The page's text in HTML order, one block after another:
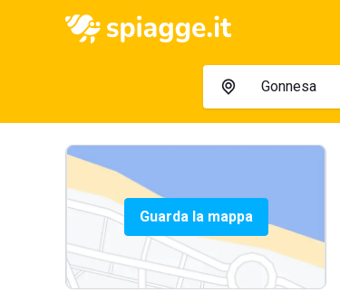
Guarda la mappa